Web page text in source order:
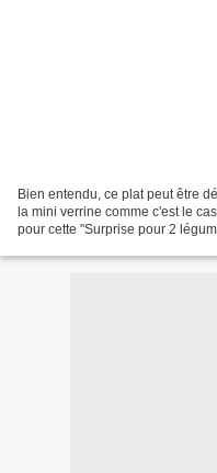
Bien entendu, ce plat peut être
la mini verrine comme c'est le
pour cette "Surprise pour 2